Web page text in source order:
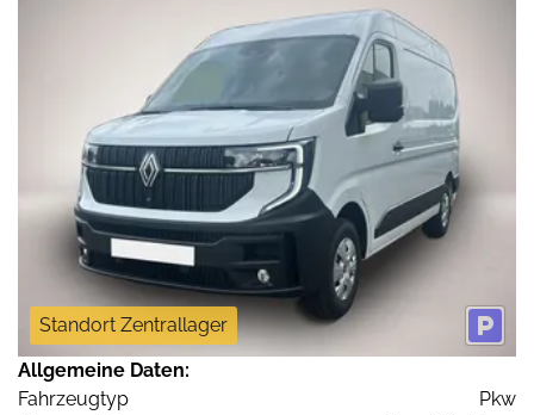
Standort Zentrallager
Allgemeine Daten:
Fahrzeugtyp
Pkw